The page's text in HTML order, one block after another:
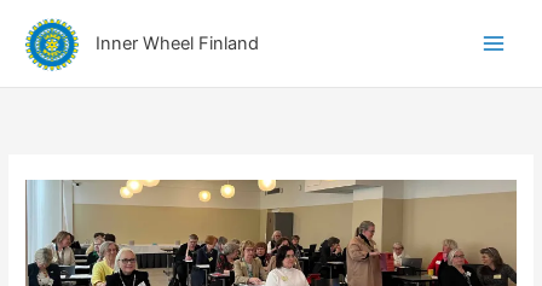
sisältöön
Inner Wheel Finland
i
y
h
ä